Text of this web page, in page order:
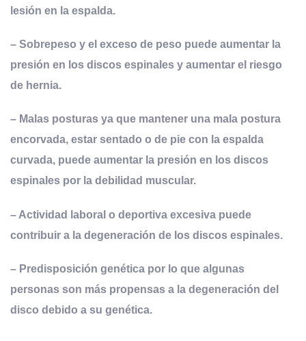
lesión en la espalda.
– Sobrepeso y el exceso de peso puede aumentar la
presión en los discos espinales y aumentar el riesgo
de hernia.
– Malas posturas ya que mantener una mala postura
encorvada, estar sentado o de pie con la espalda
curvada, puede aumentar la presión en los discos
espinales por la debilidad muscular.
– Actividad laboral o deportiva excesiva puede
contribuir a la degeneración de los discos espinales.
– Predisposición genética por lo que algunas
personas son más propensas a la degeneración del
disco debido a su genética.